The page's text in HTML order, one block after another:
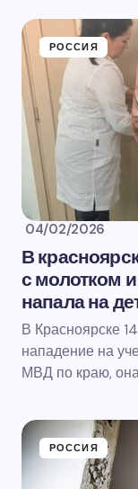
РОССИЯ
04/02/2026
В
с молотком
напала на
В Красноярске
нападение на
МВД по краю,
РОССИЯ